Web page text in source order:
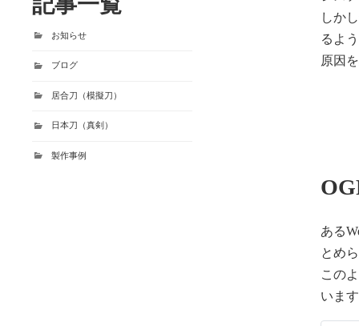
お知らせ
ブログ
居合刀（模擬刀）
日本刀（真剣）
製作事例
しか
るよ
原因
ある
とめ
この
います